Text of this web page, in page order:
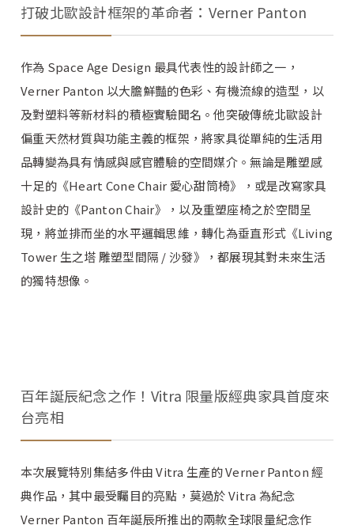
打破北歐設計框架的革命者：Verner Panton
作為 Space Age Design 最具代表性的設計師之一，
Verner Panton 以大膽鮮豔的色彩、有機流線的造型，以
及對塑料等新材料的積極實驗聞名。他突破傳統北歐設計
偏重天然材質與功能主義的框架，將家具從單純的生活用
品轉變為具有情感與感官體驗的空間媒介。無論是雕塑感
十足的《Heart Cone Chair 愛心甜筒椅》，或是改寫家具
設計史的《Panton Chair》，以及重塑座椅之於空間呈
現，將並排而坐的水平邏輯思維，轉化為垂直形式《Living
Tower 生之塔 雕塑型間隔 / 沙發》，都展現其對未來生活
的獨特想像。
百年誕辰紀念之作！Vitra 限量版經典家具首度來
台亮相
本次展覽特別集結多件由 Vitra 生產的 Verner Panton 經
典作品，其中最受矚目的亮點，莫過於 Vitra 為紀念
Verner Panton 百年誕辰所推出的兩款全球限量紀念作